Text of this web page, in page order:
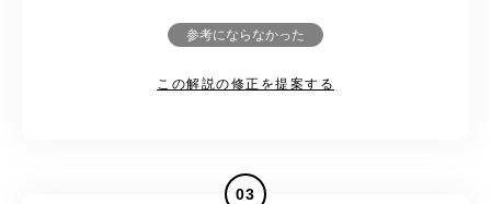
参考にならなかった
この解説の修正を提案する
03